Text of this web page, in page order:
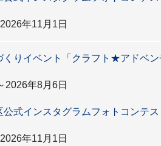
年11月1日
くりイベント「クラフト★アドベ
2026年8月6日
公式インスタグラムフォトコンテ
年11月1日